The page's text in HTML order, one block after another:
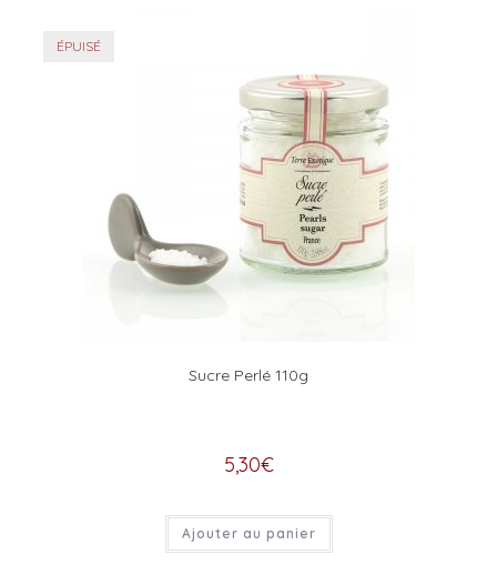
ÉPUISÉ
Sucre Perlé 110g
5,30€
Ajouter au panier